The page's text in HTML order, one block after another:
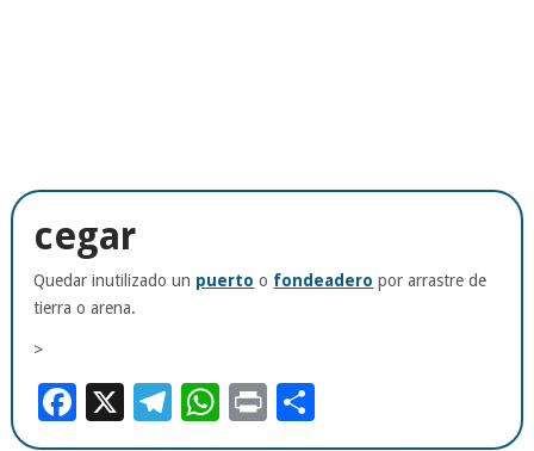
cegar
Quedar inutilizado un puerto o fondeadero por arrastre de
tierra o arena.
>
Facebook
X Telegram
WhatsApp
Print